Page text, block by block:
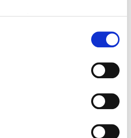
we ook graag:
meter nauwkeurig kan zijn
eigenschappen (fingerprinting)
gegevens worden
op elk moment wijzigen of
content en advertenties te
tot DigiD: